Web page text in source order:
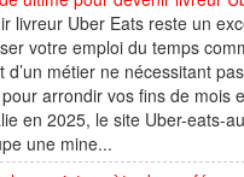
livreur Uber Eats reste un
votre emploi du temps
d’un métier ne nécessitant
arrondir vos fins de mois
en 2025, le site Uber-eats-
une mine...